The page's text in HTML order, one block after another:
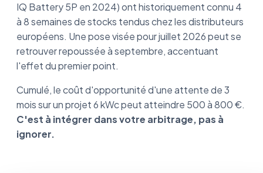
IQ Battery 5P en 2024) ont historiquement connu 4
à 8 semaines de stocks tendus chez les distributeurs
européens. Une pose visée pour juillet 2026 peut se
retrouver repoussée à septembre, accentuant
l'effet du premier point.
Cumulé, le coût d'opportunité d'une attente de 3
mois sur un projet 6 kWc peut atteindre 500 à 800 €.
C'est à intégrer dans votre arbitrage, pas à
ignorer.